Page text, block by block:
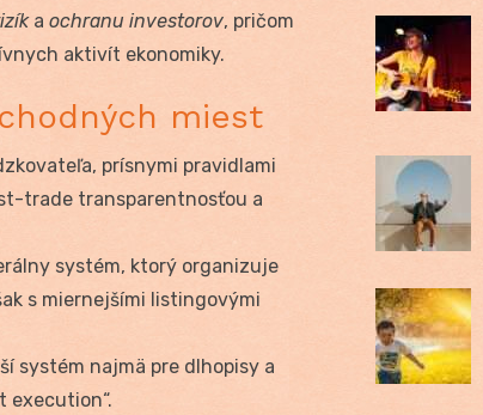
a ochranu investorov, pričom
aktivít ekonomiky.
miest
prísnymi pravidlami
trade transparentnosťou a
systém, ktorý organizuje
s miernejšími listingovými
systém najmä pre dlhopisy a
execution“.